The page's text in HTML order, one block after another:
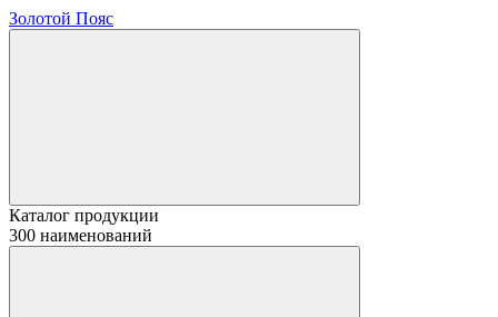
Золотой Пояс
Каталог продукции
300 наименований